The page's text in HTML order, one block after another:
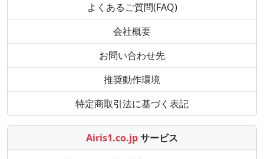
よくあるご質問(FAQ)
会社概要
お問い合わせ先
推奨動作環境
特定商取引法に基づく表記
Airis1.co.jpサービス